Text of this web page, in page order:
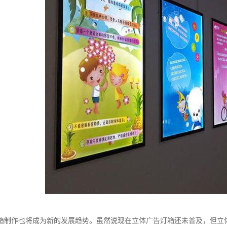
制作也将成为新的发展趋势。虽然说现在立体广告灯箱还未普及，但